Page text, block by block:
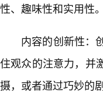
性、趣味性和实用性。
内容的创新性：
住观众的注意力，并
摄，或者通过巧妙的